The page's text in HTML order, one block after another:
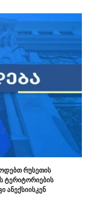
რუსეთის
ტერიტორიების
ანექსიისკენ